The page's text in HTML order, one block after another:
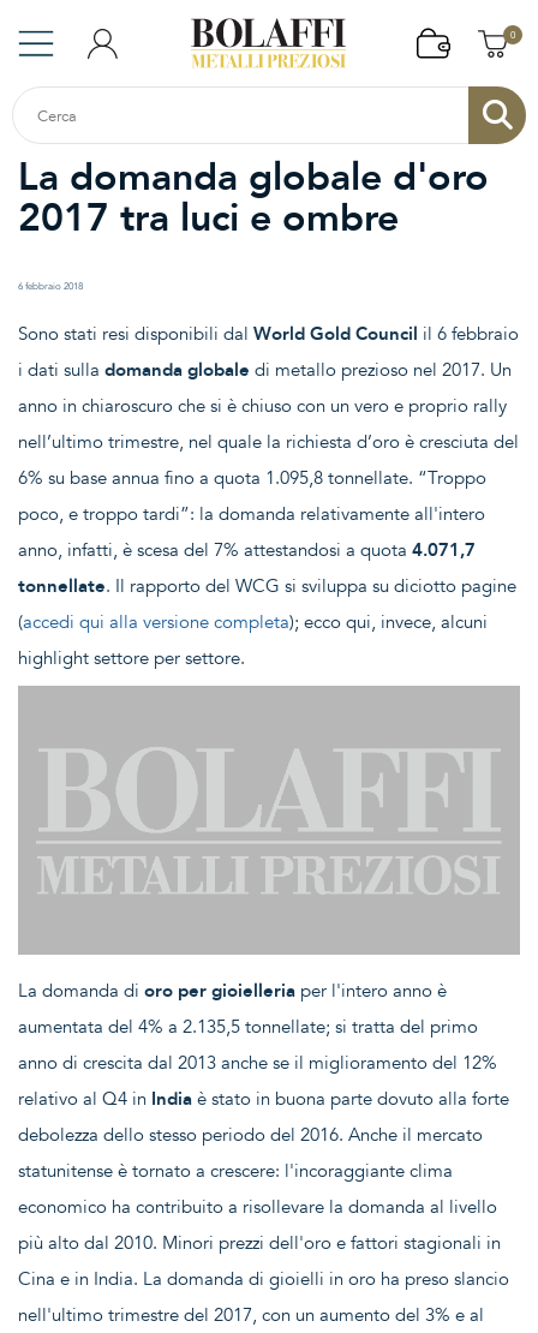
0
La domanda globale d'oro
2017 tra luci e ombre
6 febbraio 2018
Sono stati resi disponibili dal World Gold Council il 6 febbraio
i dati sulla domanda globale di metallo prezioso nel 2017. Un
anno in chiaroscuro che si è chiuso con un vero e proprio rally
nell’ultimo trimestre, nel quale la richiesta d’oro è cresciuta del
6% su base annua fino a quota 1.095,8 tonnellate. “Troppo
poco, e troppo tardi”: la domanda relativamente all'intero
anno, infatti, è scesa del 7% attestandosi a quota 4.071,7
tonnellate. Il rapporto del WCG si sviluppa su diciotto pagine
(accedi qui alla versione completa); ecco qui, invece, alcuni
highlight settore per settore.
La domanda di oro per gioielleria per l'intero anno è
aumentata del 4% a 2.135,5 tonnellate; si tratta del primo
anno di crescita dal 2013 anche se il miglioramento del 12%
relativo al Q4 in India è stato in buona parte dovuto alla forte
debolezza dello stesso periodo del 2016. Anche il mercato
statunitense è tornato a crescere: l'incoraggiante clima
economico ha contribuito a risollevare la domanda al livello
più alto dal 2010. Minori prezzi dell'oro e fattori stagionali in
Cina e in India. La domanda di gioielli in oro ha preso slancio
nell'ultimo trimestre del 2017, con un aumento del 3% e al